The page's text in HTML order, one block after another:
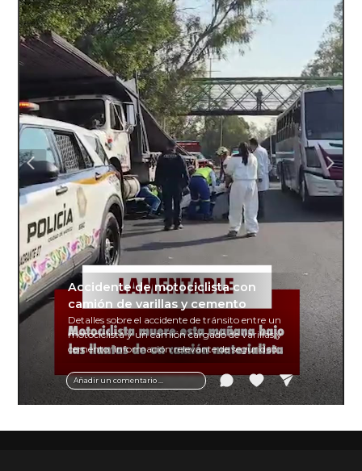
Añadir un comentario ...
Accidente de motociclista con
camión de varillas y cemento
Detalles sobre el accidente de tránsito entre un
motociclista y un camión cargado de varillas y
cemento. Información relevante de seguridad
vial y recomendaciones para motociclistas.